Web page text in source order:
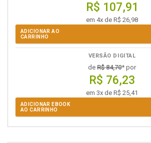
R$ 107,91
em 4x de R$ 26,98
ADICIONAR AO
CARRINHO
VERSÃO DIGITAL
de R$ 84,70* por
R$ 76,23
em 3x de R$ 25,41
ADICIONAR EBOOK
AO CARRINHO